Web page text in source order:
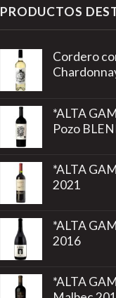
PRODUCTOS
Cordero
*ALTA
Pozo
*ALTA
2021
*ALTA
2016
*ALTA